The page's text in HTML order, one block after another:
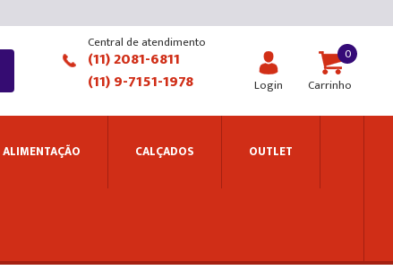
Central de atendimento
(11) 2081-6811
(11) 9-7151-1978
Carrinho
0
Login
ALIMENTAÇÃO CALÇADOS OUTLET